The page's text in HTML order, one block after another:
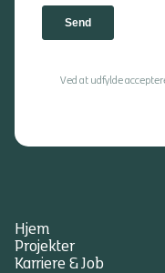
Ved at udfylde
Hjem
Projekter
Karriere & Job